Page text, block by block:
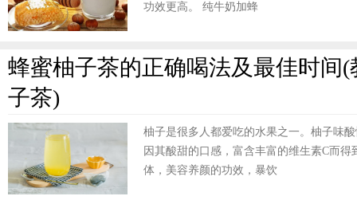
功效更高。 纯牛奶加蜂
蜂蜜柚子茶的正确喝法及最佳时间
子茶)
柚子是很多人都爱吃的水果之一。柚子味
因其酸甜的口感，富含丰富的维生素C而
体，美容养颜的功效，暴饮